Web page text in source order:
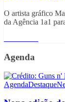
O artista gráfico
da Agência 1a1
Agenda
AgendaDestaque